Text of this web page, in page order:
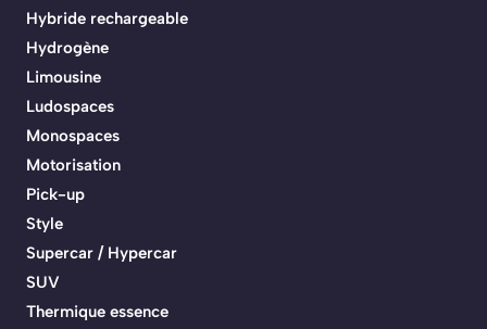
Hybride rechargeable
Hydrogène
Limousine
Ludospaces
Monospaces
Motorisation
Pick-up
Style
Supercar / Hypercar
SUV
Thermique essence